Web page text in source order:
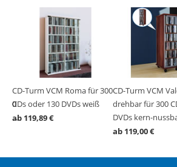
CD-Turm VCM Roma für 300
CDs oder 130 DVDs weiß
ab 119,89 €
CD-Turm VCM
drehbar für 300
DVDs kern-
ab 119,00 €
130
130
130